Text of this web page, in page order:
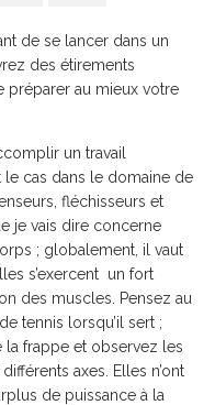
de se lancer dans un
des étirements
préparer au mieux votre
un travail
le cas dans le domaine de
fléchisseurs et
je vais dire concerne
; globalement, il vaut
s’exercent un fort
des muscles. Pensez au
tennis lorsqu’il sert ;
frappe et observez les
axes. Elles n’ont
de puissance à la